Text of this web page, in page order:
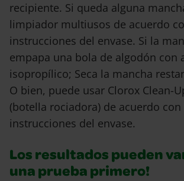
recipiente. Si queda alguna
limpiador multiusos de acuerdo
instrucciones del envase. Si la
empapa una bola de algodón con
isopropílico; Seca la mancha
O bien, puede usar Clorox Clean-
(botella rociadora) de acuerdo con
instrucciones del envase.
Los resultados pueden
una prueba primero!